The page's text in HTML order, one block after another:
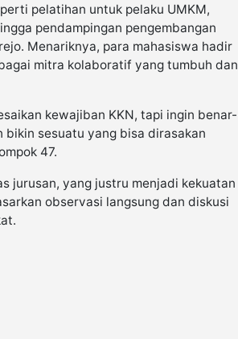
pelatihan untuk pelaku UMKM,
pendampingan pengembangan
Menariknya, para mahasiswa hadir
mitra kolaboratif yang tumbuh dan
kewajiban KKN, tapi ingin benar-
sesuatu yang bisa dirasakan
47.
jurusan, yang justru menjadi kekuatan
observasi langsung dan diskusi